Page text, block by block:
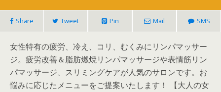
Share Tweet Pin Mail SMS
女性特有の疲労、冷え、コリ、むくみにリンパマッサー
ジ。疲労改善＆脂肪燃焼リンパマッサージや表情筋リン
パマッサージ、スリミングケアが人気のサロンです。お
悩みに応じたメニューをご提案いたします！ 【大人の女